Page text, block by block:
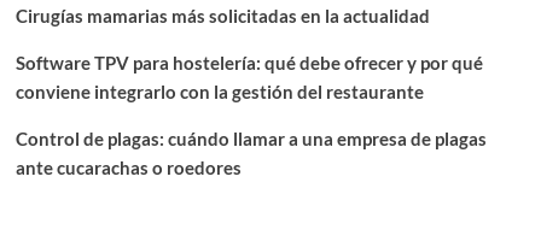
Cirugías mamarias más solicitadas en la actualidad
Software TPV para hostelería: qué debe ofrecer y por qué
conviene integrarlo con la gestión del restaurante
Control de plagas: cuándo llamar a una empresa de plagas
ante cucarachas o roedores